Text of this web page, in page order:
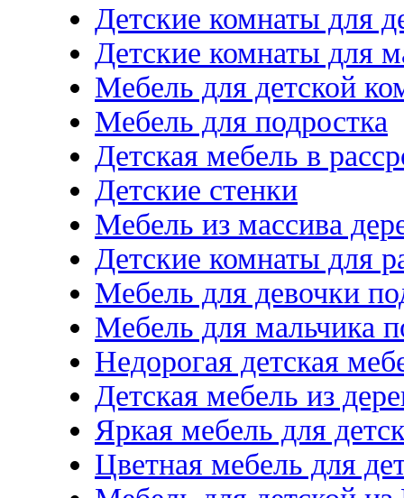
Детские комнаты для
Детские комнаты для
Мебель для детской
Мебель для подростка
Детская мебель в
Детские стенки
Мебель из массива
Детские комнаты для
Мебель для девочки
Мебель для мальчика
Недорогая детская
Детская мебель из
Яркая мебель для
Цветная мебель для